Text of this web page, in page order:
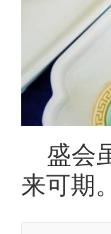
盛会
来可期